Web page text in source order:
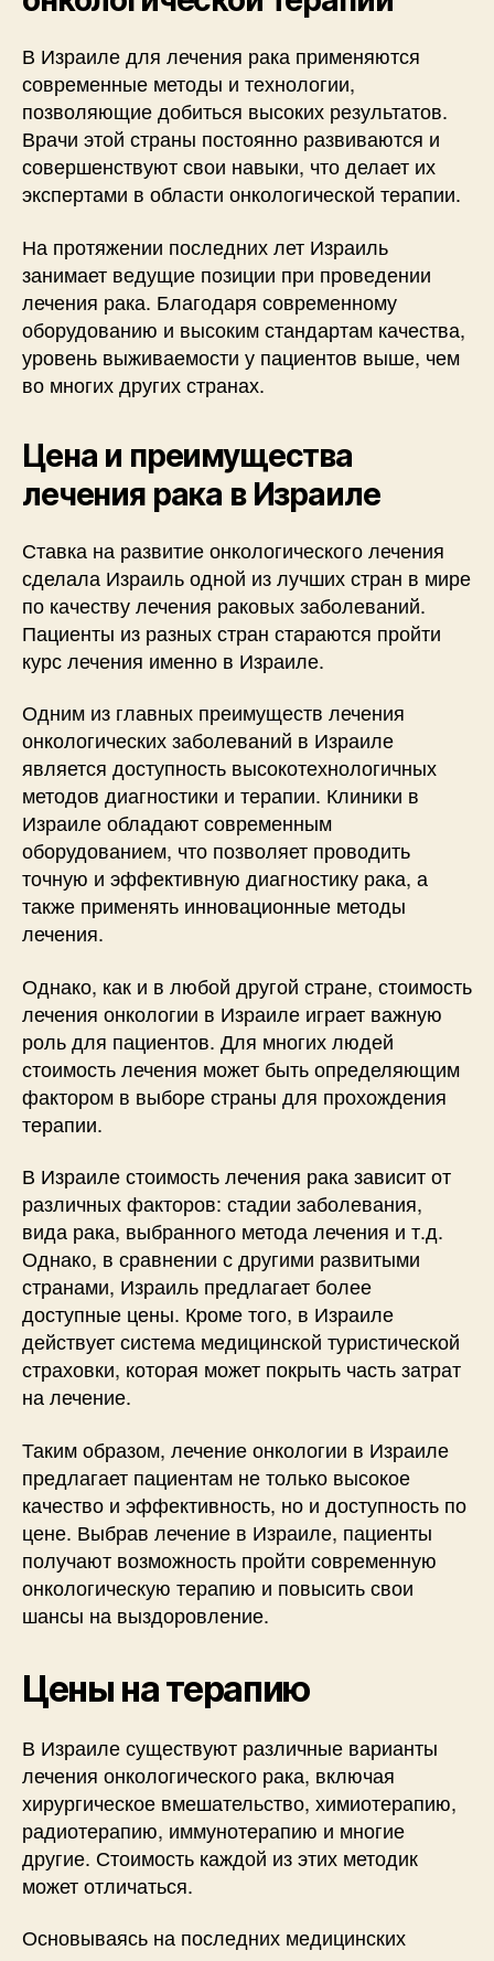
В Израиле для лечения рака применяются
современные методы и технологии,
позволяющие добиться высоких результатов.
Врачи этой страны постоянно развиваются и
совершенствуют свои навыки, что делает их
экспертами в области онкологической терапии.
На протяжении последних лет Израиль
занимает ведущие позиции при проведении
лечения рака. Благодаря современному
оборудованию и высоким стандартам качества,
уровень выживаемости у пациентов выше, чем
во многих других странах.
Цена и преимущества
лечения рака в Израиле
Ставка на развитие онкологического лечения
сделала Израиль одной из лучших стран в мире
по качеству лечения раковых заболеваний.
Пациенты из разных стран стараются пройти
курс лечения именно в Израиле.
Одним из главных преимуществ лечения
онкологических заболеваний в Израиле
является доступность высокотехнологичных
методов диагностики и терапии. Клиники в
Израиле обладают современным
оборудованием, что позволяет проводить
точную и эффективную диагностику рака, а
также применять инновационные методы
лечения.
Однако, как и в любой другой стране, стоимость
лечения онкологии в Израиле играет важную
роль для пациентов. Для многих людей
стоимость лечения может быть определяющим
фактором в выборе страны для прохождения
терапии.
В Израиле стоимость лечения рака зависит от
различных факторов: стадии заболевания,
вида рака, выбранного метода лечения и т.д.
Однако, в сравнении с другими развитыми
странами, Израиль предлагает более
доступные цены. Кроме того, в Израиле
действует система медицинской туристической
страховки, которая может покрыть часть затрат
на лечение.
Таким образом, лечение онкологии в Израиле
предлагает пациентам не только высокое
качество и эффективность, но и доступность по
цене. Выбрав лечение в Израиле, пациенты
получают возможность пройти современную
онкологическую терапию и повысить свои
шансы на выздоровление.
Цены на терапию
В Израиле существуют различные варианты
лечения онкологического рака, включая
хирургическое вмешательство, химиотерапию,
радиотерапию, иммунотерапию и многие
другие. Стоимость каждой из этих методик
может отличаться.
Основываясь на последних медицинских